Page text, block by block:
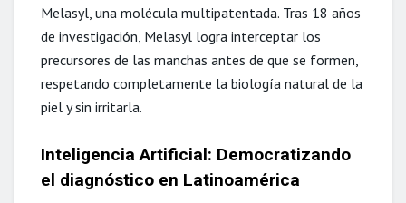
Melasyl, una molécula multipatentada. Tras 18 años
de investigación, Melasyl logra interceptar los
precursores de las manchas antes de que se formen,
respetando completamente la biología natural de la
piel y sin irritarla.
Inteligencia Artificial: Democratizando
el diagnóstico en Latinoamérica